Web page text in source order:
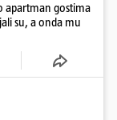
apartman gostima
su, a onda mu